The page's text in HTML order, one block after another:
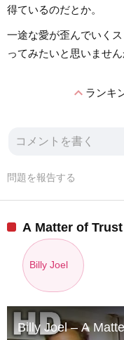
得ているのだとか。
一途な愛が歪んでいく
ってみたいと思いません
expand_lessランキ
問題を報告する
A Matter of Trust
Billy Joel
Billy Joel – A